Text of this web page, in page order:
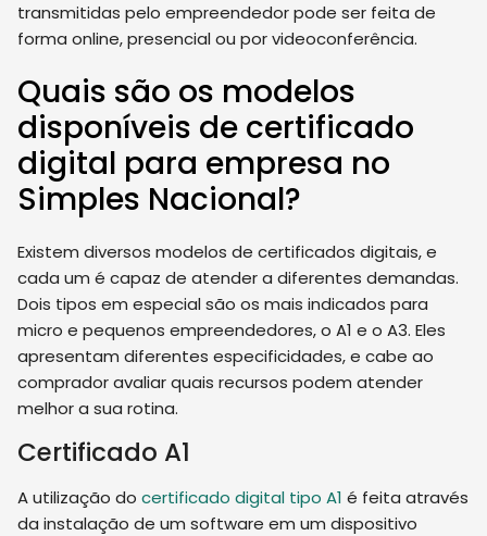
transmitidas pelo empreendedor pode ser feita de
forma online, presencial ou por videoconferência.
Quais são os modelos
disponíveis de certificado
digital para empresa no
Simples Nacional?
Existem diversos modelos de certificados digitais, e
cada um é capaz de atender a diferentes demandas.
Dois tipos em especial são os mais indicados para
micro e pequenos empreendedores, o A1 e o A3. Eles
apresentam diferentes especificidades, e cabe ao
comprador avaliar quais recursos podem atender
melhor a sua rotina.
Certificado A1
A utilização do certificado digital tipo A1 é feita através
da instalação de um software em um dispositivo